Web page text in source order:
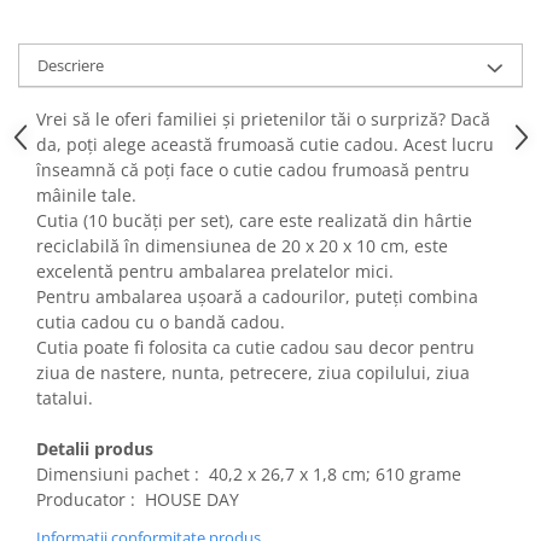
Ingrijire Locuinta
Purificatoare de aer
Fashion
Bijuterii
Ceasuri barbatesti
Ceasuri dama
Cutii, curele si accesorii ceasuri
Genti si accesorii barbati
Genti si accesorii femei
Imbracaminte barbati
Imbracaminte femei
Imbracaminte si Incaltaminte copii
Incaltaminte femei
Ochelari de soare
Descriere
Vrei să le oferi familiei și prietenilor tăi o surpriză? Dacă
da, poți alege această frumoasă cutie cadou. Acest lucru
înseamnă că poți face o cutie cadou frumoasă pentru
mâinile tale.
Cutia (10 bucăți per set), care este realizată din hârtie
reciclabilă în dimensiunea de 20 x 20 x 10 cm, este
excelentă pentru ambalarea prelatelor mici.
Pentru ambalarea ușoară a cadourilor, puteți combina
cutia cadou cu o bandă cadou.
Cutia poate fi folosita ca cutie cadou sau decor pentru
ziua de nastere, nunta, petrecere, ziua copilului, ziua
tatalui.
Detalii produs
Dimensiuni pachet : ‎ 40,2 x 26,7 x 1,8 cm; 610 grame
Producator : ‎ HOUSE DAY